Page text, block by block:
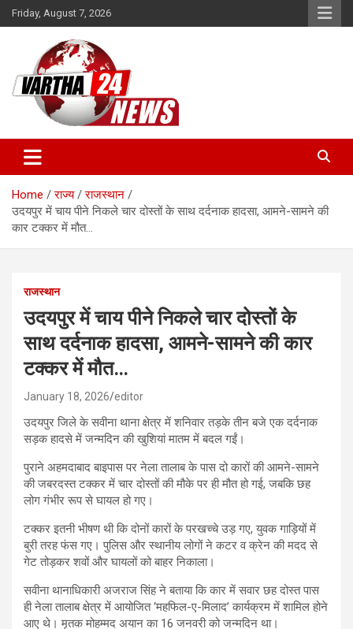
Skip
to
Friday, August 7, 2026
Vartha 24
Home राज्य
राजस्थान
उदयपुर में चाय पीने निकले चार दोस्तों के साथ दर्दनाक हादसा, आमने-सामने की
कार टक्कर में मौत…
राजस्थान
उदयपुर में चाय पीने निकले चार दोस्तों के
साथ दर्दनाक हादसा, आमने-सामने की कार
टक्कर में मौत…
January 18, 2026 editor
उदयपुर जिले के सवीना थाना क्षेत्र में शनिवार तड़के तीन बजे एक दर्दनाक
सड़क हादसे में जन्मदिन की खुशियां मातम में बदल गईं।
पुराने अहमदाबाद बाइपास पर नेला तालाब के पास दो कारों की आमने-सामने
की जबरदस्त टक्कर में चार दोस्तों की मौके पर ही मौत हो गई, जबकि छह
लोग गंभीर रूप से घायल हो गए।
टक्कर इतनी भीषण थी कि दोनों कारों के परखच्चे उड़ गए, युवक गाड़ियों में
बुरी तरह फंस गए। पुलिस और स्थानीय लोगों ने कटर व क्रेन की मदद से
गेट तोड़कर शवों और घायलों को बाहर निकाला।
सवीना थानाधिकारी अजराज सिंह ने बताया कि कार में सवार छह दोस्त पास
ही नेला तालाब क्षेत्र में आयोजित ‘महफिल-ए-मिलाद’ कार्यक्रम में शामिल होने
आए थे। मृतक मोहम्मद अयान का 16 जनवरी को जन्मदिन था।